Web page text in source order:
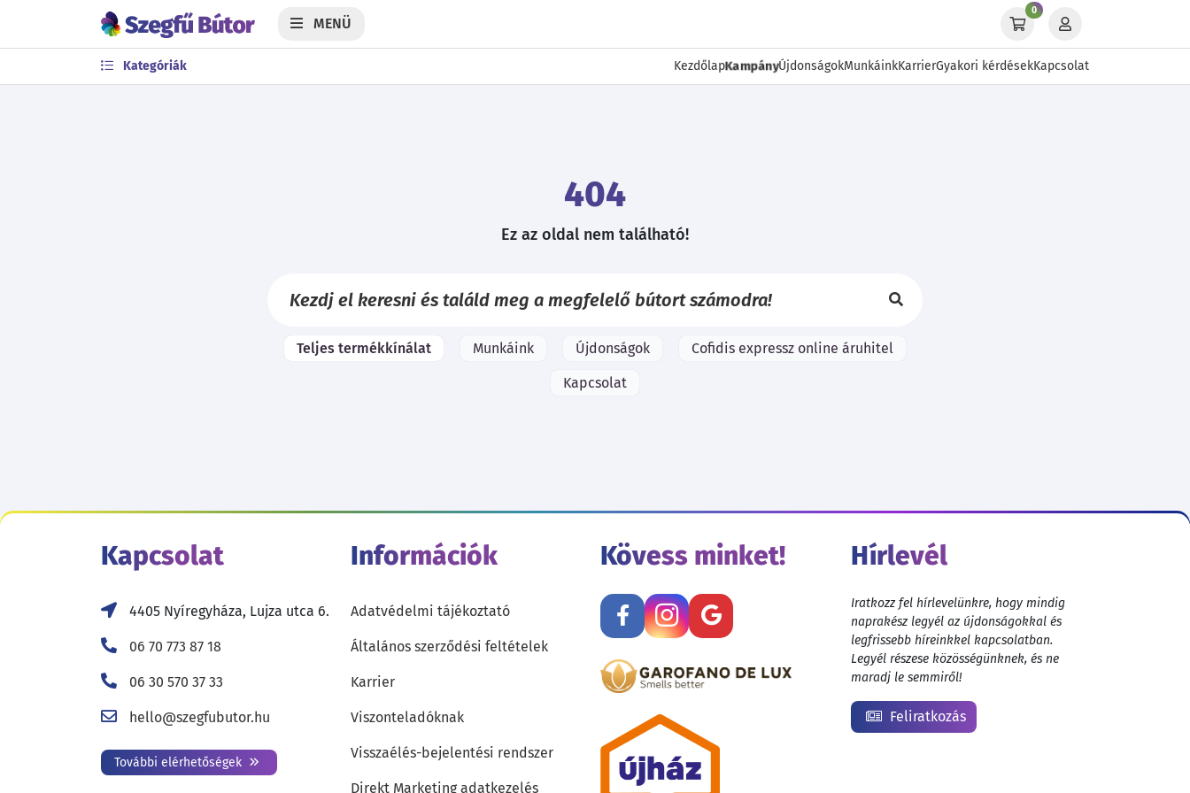
MENÜ
0
Kategóriák KezdőlapKampányÚjdonságokMunkáinkKarrierGyakori kérdésekKapcsolat
404
Ez az oldal nem található!
Teljes termékkínálat Munkáink Újdonságok Cofidis expressz online áruhitel
Kapcsolat
Kapcsolat
4405 Nyíregyháza, Lujza utca 6.
06 70 773 87 18
06 30 570 37 33
hello@szegfubutor.hu
További elérhetőségek
Információk
Adatvédelmi tájékoztató
Általános szerződési feltételek
Karrier
Viszonteladóknak
Visszaélés-bejelentési rendszer
Direkt Marketing adatkezelés
Kövess minket! Hírlevél
Iratkozz fel hírlevelünkre, hogy mindig
naprakész legyél az újdonságokkal és
legfrissebb híreinkkel kapcsolatban.
Legyél részese közösségünknek, és ne
maradj le semmiről!
Feliratkozás